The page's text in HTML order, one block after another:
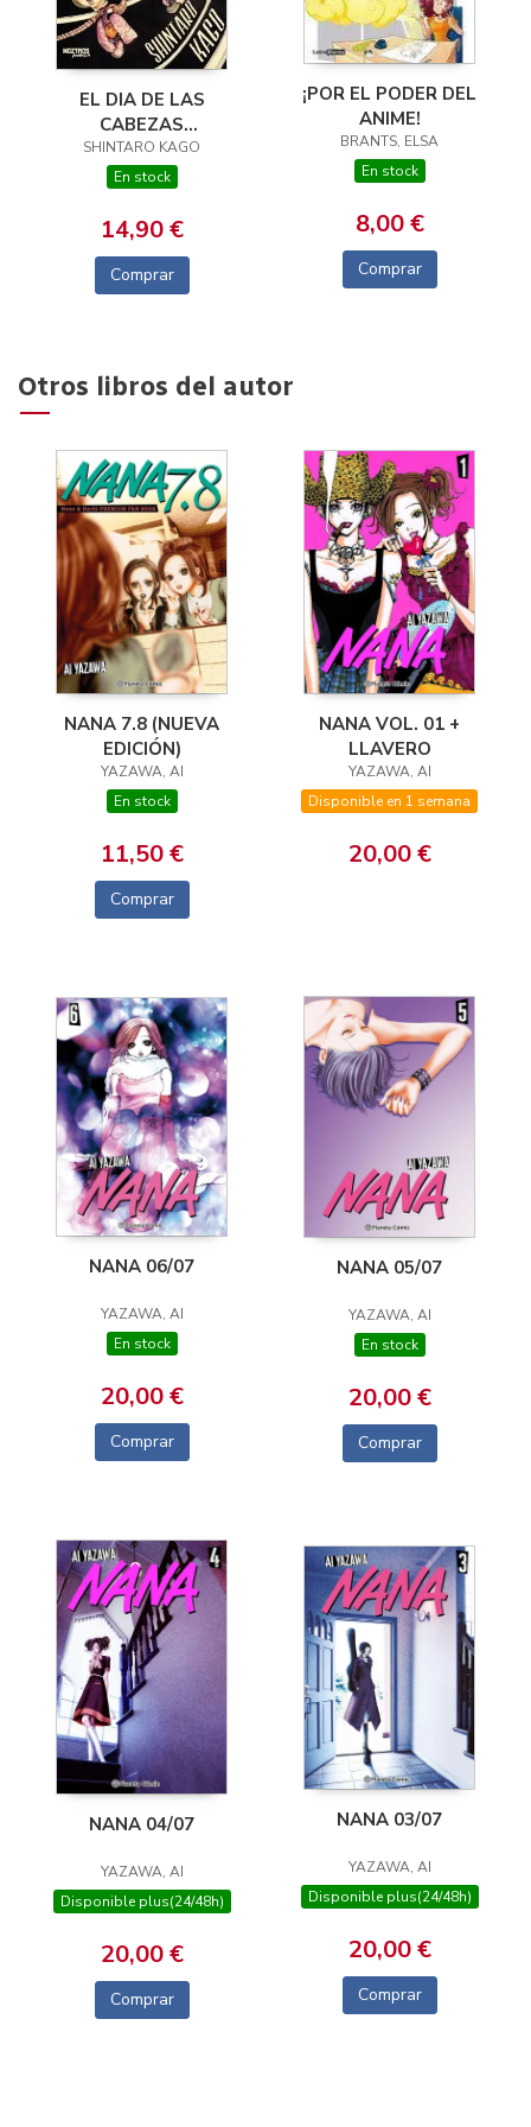
EL DIA DE LAS
CABEZAS
VOLADORAS
SHINTARO KAGO
En stock
14,90 €
Comprar
¡POR EL PODER DEL
ANIME!
BRANTS, ELSA
En stock
8,00 €
Comprar
Otros libros del autor
NANA 7.8 (NUEVA
EDICIÓN)
YAZAWA, AI
En stock
11,50 €
Comprar
NANA VOL. 01 +
LLAVERO
YAZAWA, AI
Disponible en 1 semana
20,00 €
NANA 06/07
YAZAWA, AI
En stock
20,00 €
Comprar
NANA 05/07
YAZAWA, AI
En stock
20,00 €
Comprar
NANA 04/07
YAZAWA, AI
Disponible plus(24/48h)
20,00 €
Comprar
NANA 03/07
YAZAWA, AI
Disponible plus(24/48h)
20,00 €
Comprar